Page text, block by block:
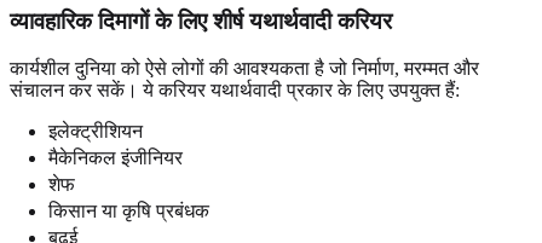
व्यावहारिक दिमागोंके लिए शीर्ष यथार्थवादी करियर
कार्यशील दुनिया को ऐसे लोगों की आवश्यकता है जो निर्माण, मरम्मत और
संचालन कर सकें। ये करियर यथार्थवादी प्रकार के लिए उपयुक्त हैं:
इलेक्ट्रीशियन
मैकेनिकल इंजीनियर
शेफ
किसान या कृषि प्रबंधक
बढ़ई